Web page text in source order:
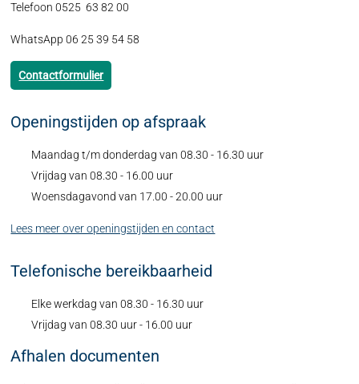
Telefoon 0525 63 82 00
WhatsApp 06 25 39 54 58
Contactformulier
Openingstijden op afspraak
Maandag t/m donderdag van 08.30 - 16.30 uur
Vrijdag van 08.30 - 16.00 uur
Woensdagavond van 17.00 - 20.00 uur
Lees meer over openingstijden en contact
Telefonische bereikbaarheid
Elke werkdag van 08.30 - 16.30 uur
Vrijdag van 08.30 uur - 16.00 uur
Afhalen documenten